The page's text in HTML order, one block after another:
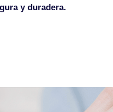
y duradera.